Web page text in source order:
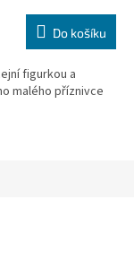
Do košíku
figurkou a
malého příznivce